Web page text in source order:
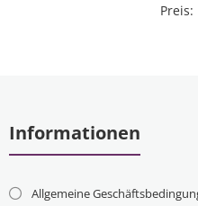
Preis:
Informationen
Allgemeine